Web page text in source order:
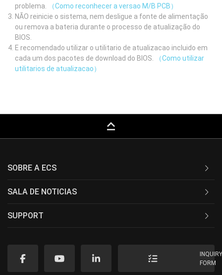
problema.
（Como reconhecer a versao M/B PCB）
NÃO reinicie o sistema, nem desligue a fonte de alimentação
ou remova a bateria durante o processo de atualização do
BIOS.
E recomendado utilizar o utilitario de atualizacao incluido em
cada um dos pacotes de download do BIOS.
（Como utilizar
utilitarios de atualizacao）
keyboard_capslock
SOBRE A ECS
SALA DE NOTICIAS
SUPPORT
FORM